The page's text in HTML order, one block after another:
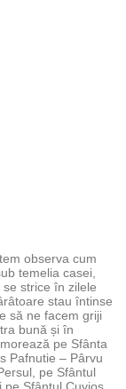
observa cum
temelia casei,
strice în zilele
stau întinse
să ne facem griji
bună și în
pe Sfânta
Pafnutie – Pârvu
pe Sfântul